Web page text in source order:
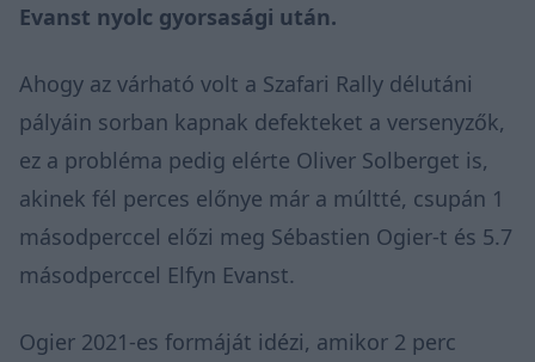
Evanst nyolc gyorsasági után.
Ahogy az várható volt a Szafari Rally délutáni
pályáin sorban kapnak defekteket a versenyzők,
ez a probléma pedig elérte Oliver Solberget is,
akinek fél perces előnye már a múltté, csupán 1
másodperccel előzi meg Sébastien Ogier-t és 5.7
másodperccel Elfyn Evanst.
Ogier 2021-es formáját idézi, amikor 2 perc